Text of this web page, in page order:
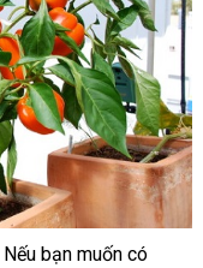
bạn muốn có